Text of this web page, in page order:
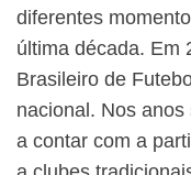
diferentes
última década. Em
Brasileiro de
nacional. Nos
a contar com a